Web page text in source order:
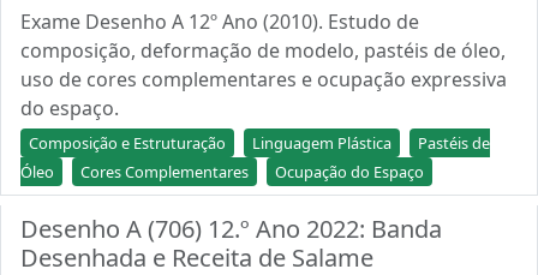
Exame Desenho A 12º Ano (2010). Estudo de
composição, deformação de modelo, pastéis de óleo,
uso de cores complementares e ocupação expressiva
do espaço.
Composição e Estruturação Linguagem Plástica
Pastéis de
Óleo
Cores Complementares Ocupação do Espaço
Desenho A (706) 12.º Ano 2022: Banda
Desenhada e Receita de Salame